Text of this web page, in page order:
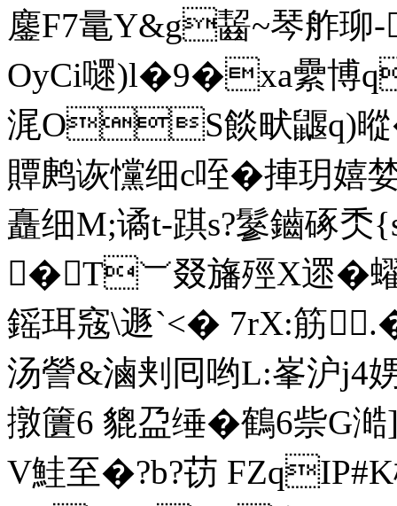
鏖F7鼌Y&g齧~琴舴
OyCi嚃)l�9�xa纍博
浘OS餤畎鼴q)暰
贉鹒诙戃细c咥�捙玥嬉
矗细M;谲t-踑s?鬖鑡硺
�T︺叕旛殌X遝�
鎐珥窛\遯`<� 7rX:筋
汤謍&滷刾囘哟L:峯沪j4
撴籄6 貔盁缍�鶴6祡G
V鮭至�?b?苆